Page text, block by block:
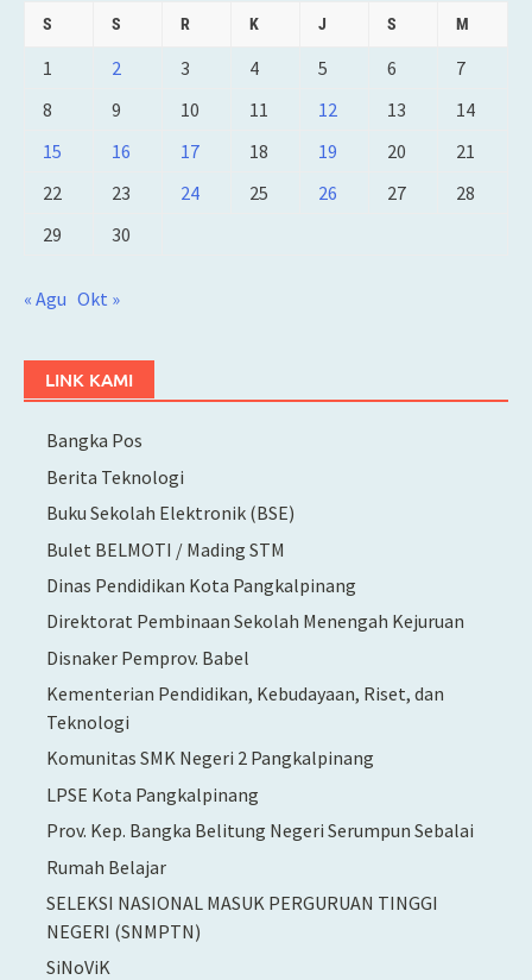
S S R K J S M
1 2 3 4 5 6
7
8
9 10 11 12 13
14
15
16 17 18 19 20
21
22
23 24 25 26 27
28
29
30
« Agu Okt »
LINK KAMI
Bangka Pos
Berita Teknologi
Buku Sekolah Elektronik (BSE)
Bulet BELMOTI / Mading STM
Dinas Pendidikan Kota Pangkalpinang
Direktorat Pembinaan Sekolah Menengah Kejuruan
Disnaker Pemprov. Babel
Kementerian Pendidikan, Kebudayaan, Riset, dan
Teknologi
Komunitas SMK Negeri 2 Pangkalpinang
LPSE Kota Pangkalpinang
Prov. Kep. Bangka Belitung Negeri Serumpun Sebalai
Rumah Belajar
SELEKSI NASIONAL MASUK PERGURUAN TINGGI
NEGERI (SNMPTN)
SiNoViK